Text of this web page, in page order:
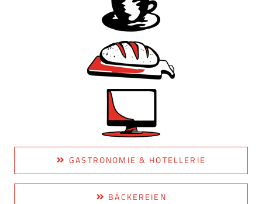
GASTRONOMIE & HOTELLERIE
BÄCKEREIEN